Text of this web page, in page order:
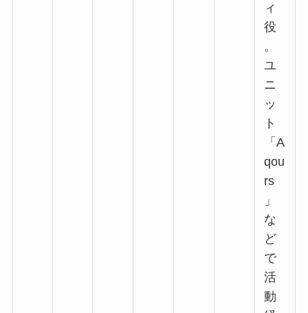
ィ
役
。
ユ
ニ
ッ
ト
「A
qou
rs
」
な
ど
で
活
動